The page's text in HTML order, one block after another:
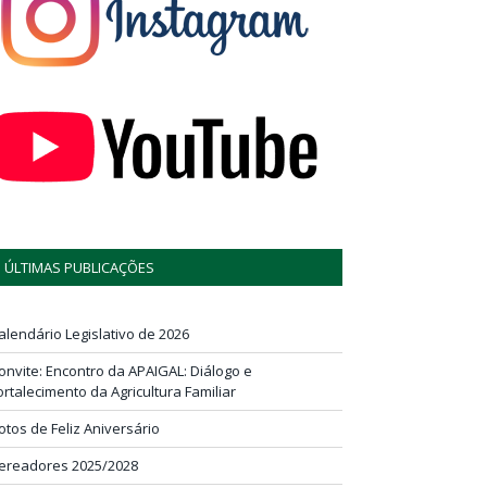
ÚLTIMAS PUBLICAÇÕES
Legislativo de 2026
Encontro da APAIGAL: Diálogo e
da Agricultura Familiar
de Feliz Aniversário
2025/2028